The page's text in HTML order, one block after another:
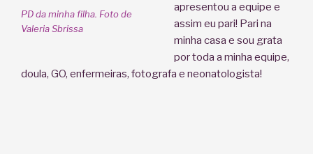
PD da minha filha. Foto de
Valeria Sbrissa
apresentou a equipe e
assim eu pari! Pari na
minha casa e sou grata
por toda a minha equipe,
doula, GO, enfermeiras, fotografa e neonatologista!